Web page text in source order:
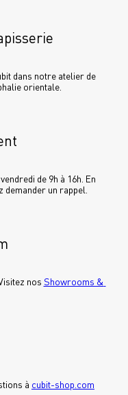
dans notre atelier de
orientale.
de 9h à 16h. En
demander un rappel.
nos Showrooms &
à cubit-shop.com